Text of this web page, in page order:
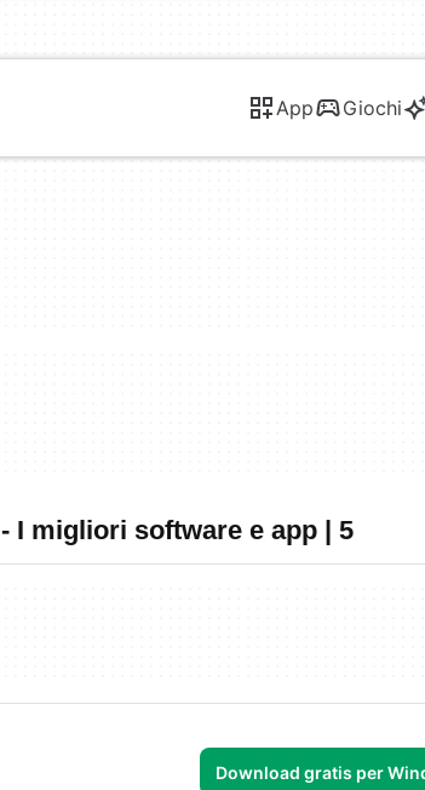
App Giochi
I migliori software e app | 5
Download gratis per